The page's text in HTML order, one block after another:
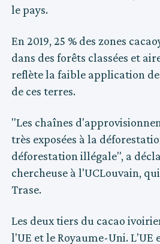
le pays.
En 2019, 25 % des zones
dans des forêts classées et
reflète la faible application
de ces terres.
"Les chaînes
très exposées à la
déforestation illégale", a
chercheuse à l'UCLouvain,
Trase.
Les deux tiers du cacao
l'UE et le Royaume-Uni. L'UE